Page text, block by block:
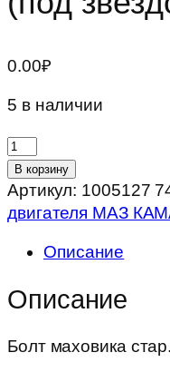
0.00₽
5 в наличии
Количество
товара
Болт
маховика
(под
(8)
В корзину
Артикул: 1005127
двигателя МАЗ
Описание
Описание
Болт маховика